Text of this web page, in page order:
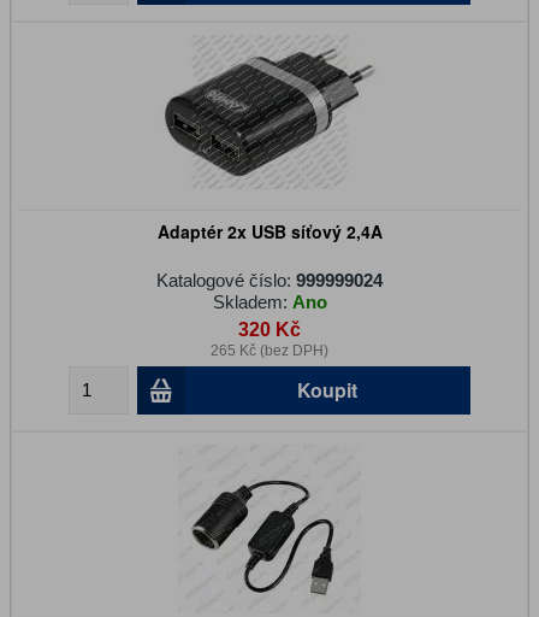
Adaptér 2x USB síťový 2,4A
Katalogové číslo: 999999024
Skladem: Ano
320 Kč
265 Kč (bez DPH)
Koupit